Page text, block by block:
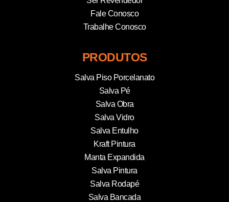
Fale Conosco
Trabalhe Conosco
PRODUTOS
Salva Piso Porcelanato
Salva Pé
Salva Obra
Salva Vidro
Salva Entulho
Kraft Pintura
Manta Expandida
Salva Pintura
Salva Rodapé
Salva Bancada